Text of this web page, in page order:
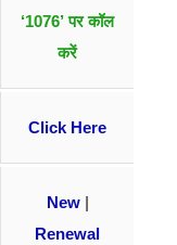
‘1076’ पर कॉल
करें
Click Here
New|
Renewal